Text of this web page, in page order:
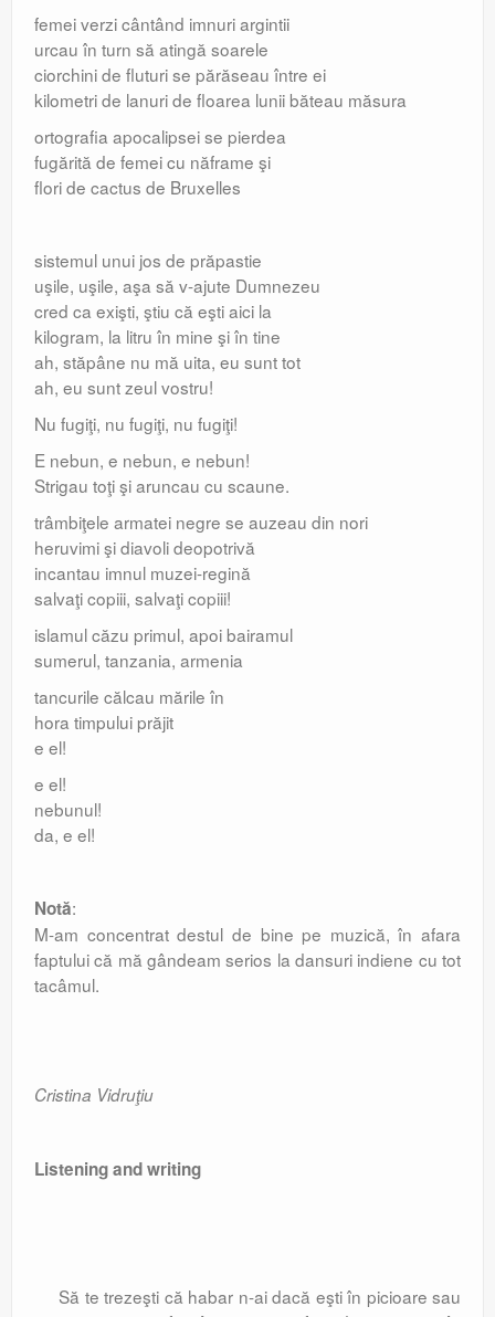
femei verzi cântând imnuri argintii
urcau în turn să atingă soarele
ciorchini de fluturi se părăseau între ei
kilometri de lanuri de floarea lunii băteau măsura
ortografia apocalipsei se pierdea
fugărită de femei cu năframe şi
flori de cactus de Bruxelles
sistemul unui jos de prăpastie
uşile, uşile, aşa să v-ajute Dumnezeu
cred ca exişti, ştiu că eşti aici la
kilogram, la litru în mine şi în tine
ah, stăpâne nu mă uita, eu sunt tot
ah, eu sunt zeul vostru!
Nu fugiţi, nu fugiţi, nu fugiţi!
E nebun, e nebun, e nebun!
Strigau toţi şi aruncau cu scaune.
trâmbiţele armatei negre se auzeau din nori
heruvimi şi diavoli deopotrivă
incantau imnul muzei-regină
salvaţi copiii, salvaţi copiii!
islamul căzu primul, apoi bairamul
sumerul, tanzania, armenia
tancurile călcau mările în
hora timpului prăjit
e el!
e el!
nebunul!
da, e el!
Notă:
M-am concentrat destul de bine pe muzică, în afara
faptului că mă gândeam serios la dansuri indiene cu tot
tacâmul.
Cristina Vidruţiu
Listening and writing
Să te trezeşti că habar n-ai dacă eşti în picioare sau